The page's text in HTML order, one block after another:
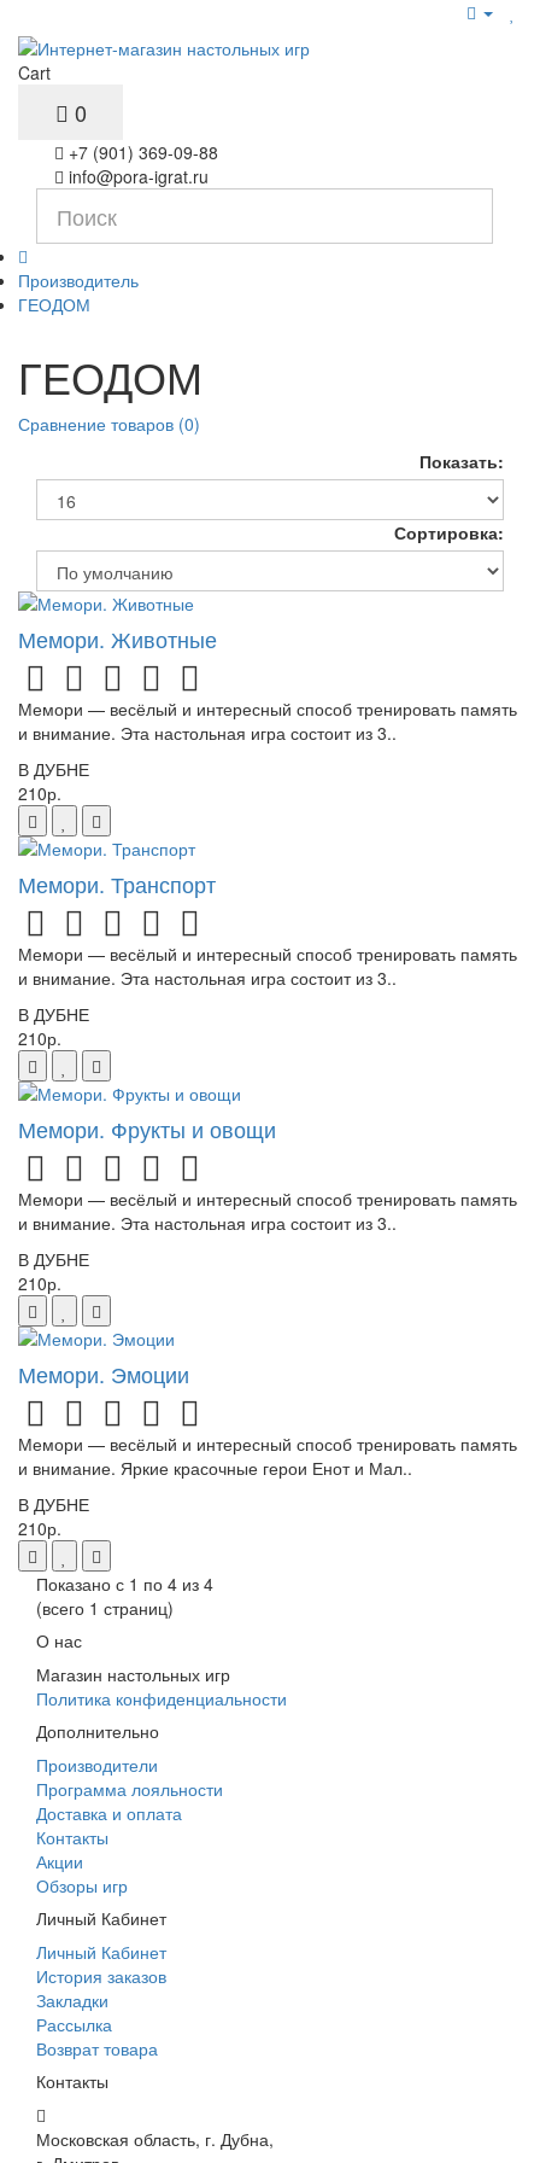
Cart
0
+7 (901) 369-09-88
info@pora-igrat.ru
Производитель
ГЕОДОМ
ГЕОДОМ
Сравнение товаров (0)
Показать:
Сортировка:
Мемори. Животные
Мемори — весёлый и интересный способ тренировать память
и внимание. Эта настольная игра состоит из 3..
В ДУБНЕ
210р.
Мемори. Транспорт
Мемори — весёлый и интересный способ тренировать память
и внимание. Эта настольная игра состоит из 3..
В ДУБНЕ
210р.
Мемори. Фрукты и овощи
Мемори — весёлый и интересный способ тренировать память
и внимание. Эта настольная игра состоит из 3..
В ДУБНЕ
210р.
Мемори. Эмоции
Мемори — весёлый и интересный способ тренировать память
и внимание. Яркие красочные герои Енот и Мал..
В ДУБНЕ
210р.
Показано с 1 по 4 из 4
(всего 1 страниц)
О нас
Магазин настольных игр
Политика конфиденциальности
Дополнительно
Производители
Программа лояльности
Доставка и оплата
Контакты
Акции
Обзоры игр
Личный Кабинет
Личный Кабинет
История заказов
Закладки
Рассылка
Возврат товара
Контакты
Московская область, г. Дубна,